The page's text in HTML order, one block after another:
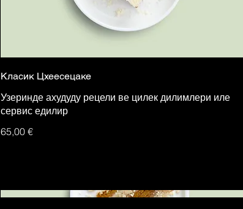
Класик Цхеесецаке
Узеринде ахудуду рецели ве цилек дилимлери иле
сервис едилир
65,00 €